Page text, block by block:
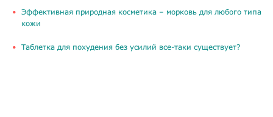
​Эффективная природная косметика – морковь для любого типа
кожи
Таблетка для похудения без усилий все-таки существует?